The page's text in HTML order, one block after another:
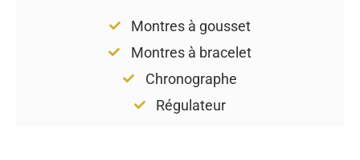
Montres à gousset
Montres à bracelet
Chronographe
Régulateur